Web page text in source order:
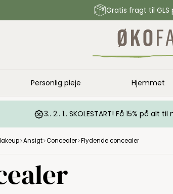
Gratis fragt til GLS
Personlig pleje Hjemmet
3.. 2.. 1.. SKOLESTART! Få 15% på
Ansigt Concealer Flydende concealer